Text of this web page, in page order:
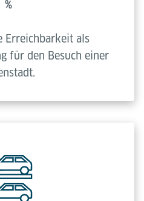
%
Erreichbarkeit als
für den Besuch einer